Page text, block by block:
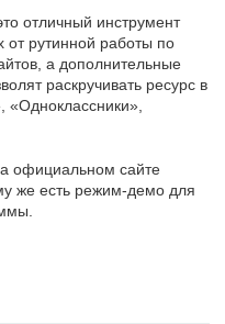
отличный инструмент
рутинной работы по
а дополнительные
раскручивать ресурс в
«Одноклассники»,
официальном сайте
же есть режим-демо для